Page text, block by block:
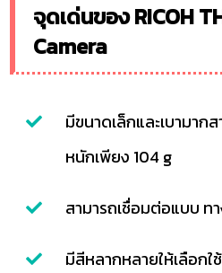
จุดเด่นของ RICOH
Camera
มีขนาดเล็กและเบามาก
หนักเพียง 104 g
สามารถเชื่อมต่อแบบ ท
มีสีหลากหลายให้เลือกใ